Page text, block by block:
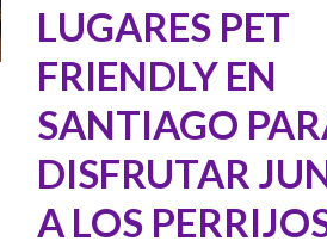
LUGARES PET
FRIENDLY EN
SANTIAGO
DISFRUTAR
A LOS